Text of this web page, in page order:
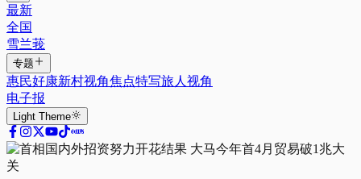
最新
全国
雪兰莪
专题
惠民好康新村视角焦点特写旅人视角
电子报
Light Theme